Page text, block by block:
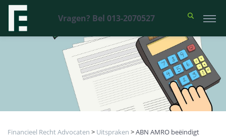
Vragen? Bel 013-2070527
Financieel Recht Advocaten > Uitspraken >ABN AMRO beëindigt